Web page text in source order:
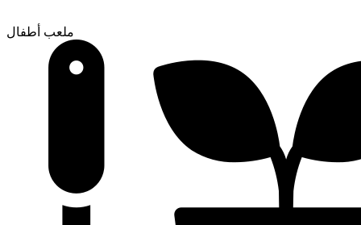
ملعب أطفال